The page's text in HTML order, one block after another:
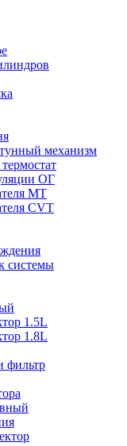
механизм
ОГ
MT
CVT
системы
1.5L
1.8L
фильтр